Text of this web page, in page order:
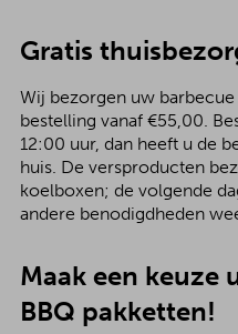
Gratis
Wij bezorgen uw
bestelling vanaf €55,00.
12:00 uur, dan heeft u de
huis. De versproducten
koelboxen; de volgende
andere benodigdheden
Maak een keuze
BBQ pakketten!